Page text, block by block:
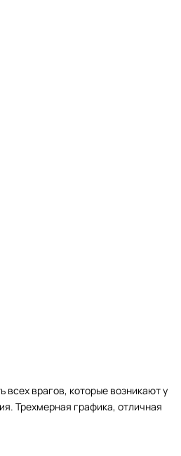
врагов, которые возникают у
Трехмерная графика, отличная